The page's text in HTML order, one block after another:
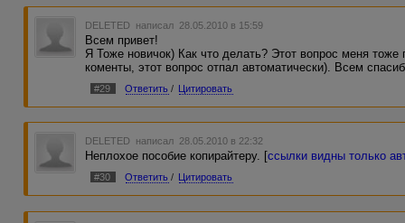
DELETED написал 28.05.2010 в 15:59
Всем привет!
Я Тоже новичок) Как что делать? Этот вопрос меня тоже
коменты, этот вопрос отпал автоматически). Всем
#29 Ответить / Цитировать
DELETED написал 28.05.2010 в 22:32
Неплохое пособие копирайтеру. [ссылки видны только
#30 Ответить / Цитировать